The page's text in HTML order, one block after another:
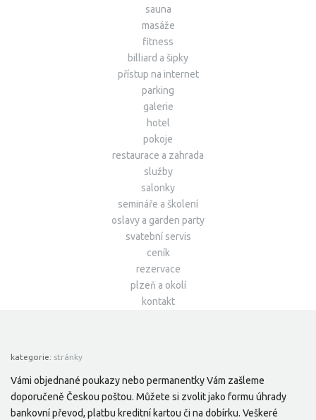
sauna
masáže
fitness
billiard a šipky
přístup na internet
parking
galerie
hotel
pokoje
restaurace a zahrada
služby
salonky
semináře a školení
oslavy a garden party
svatební servis
ceník
rezervace
plzeň a okolí
kontakt
kategorie: stránky
Vámi objednané poukazy nebo permanentky Vám zašleme
doporučeně Českou poštou. Můžete si zvolit jako formu úhrady
bankovní převod, platbu kreditní kartou či na dobírku. Veškeré